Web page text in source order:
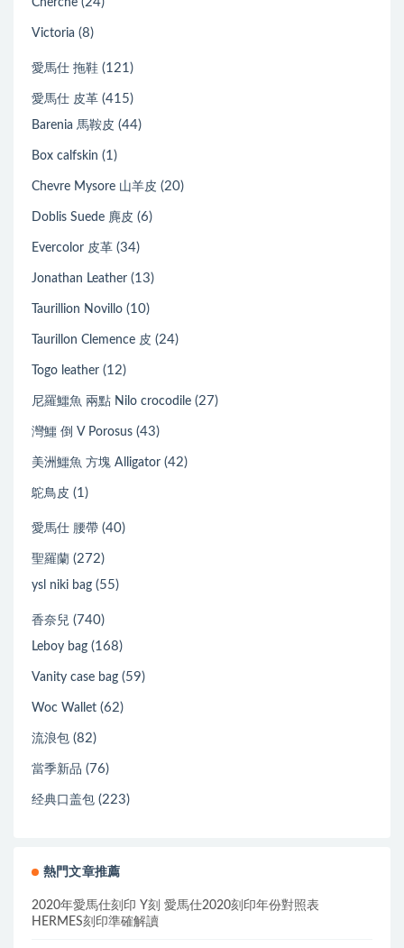
Cherche
Victoria (8)
愛馬仕 拖鞋 (121)
愛馬仕 皮革 (415)
Barenia 馬鞍皮 (44)
Box calfskin (1)
Chevre Mysore 山羊皮 (20)
Doblis Suede 麂皮 (6)
Evercolor 皮革 (34)
Jonathan Leather (13)
Taurillion Novillo (10)
Taurillon Clemence 皮 (24)
Togo leather (12)
尼羅鱷魚 兩點 Nilo crocodile (27)
灣鱷 倒 V Porosus (43)
美洲鱷魚 方塊 Alligator (42)
鴕鳥皮 (1)
愛馬仕 腰帶 (40)
聖羅蘭 (272)
ysl niki bag (55)
香奈兒 (740)
Leboy bag (168)
Vanity case bag (59)
Woc Wallet (62)
流浪包 (82)
當季新品 (76)
经典口盖包 (223)
熱門文章推薦
2020年愛馬仕刻印 Y刻 愛馬仕2020刻印年份對照表
HERMES刻印準確解讀